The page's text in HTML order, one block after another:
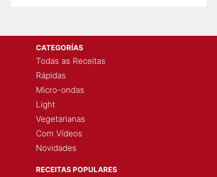
CATEGORÍAS
Todas as Receitas
Rápidas
Micro-ondas
Light
Vegetarianas
Com Vídeos
Novidades
RECEITAS POPULARES